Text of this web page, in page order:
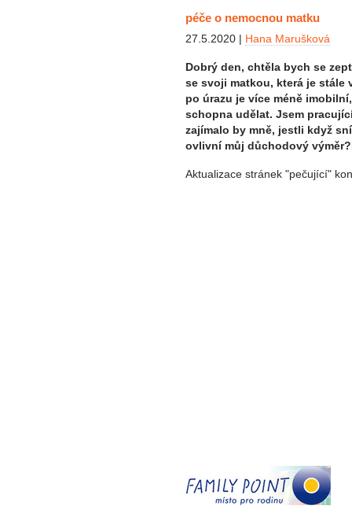
péče o nemocnou matku
27.5.2020 | Hana Marušková
Dobrý den, chtěla bych se
se svoji matkou, která je stále
po úrazu je více méně
schopna udělat. Jsem
zajímalo by mně, jestli když
ovlivní můj důchodový
Aktualizace stránek "pečující"